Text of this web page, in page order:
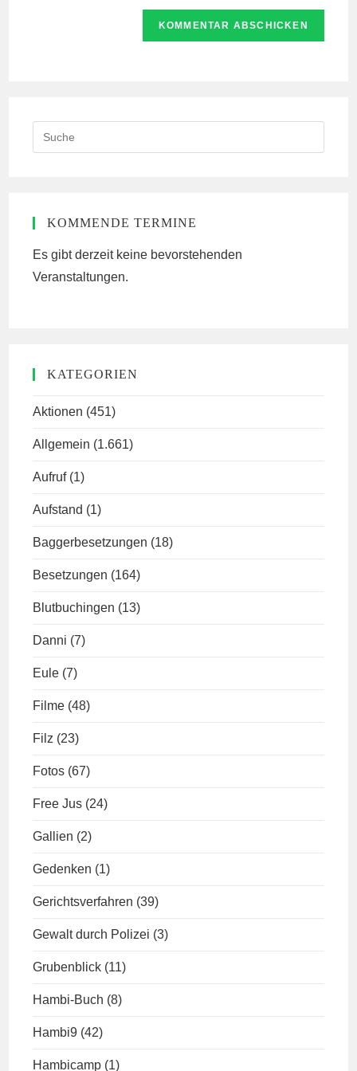
this
KOMMENDE TERMINE
Es gibt derzeit keine bevorstehenden
Veranstaltungen.
KATEGORIEN
Aktionen (451)
Allgemein (1.661)
Aufruf (1)
Aufstand (1)
Baggerbesetzungen (18)
Besetzungen (164)
Blutbuchingen (13)
Danni (7)
Eule (7)
Filme (48)
Filz (23)
Fotos (67)
Free Jus (24)
Gallien (2)
Gedenken (1)
Gerichtsverfahren (39)
Gewalt durch Polizei (3)
Grubenblick (11)
Hambi-Buch (8)
Hambi9 (42)
Hambicamp (1)